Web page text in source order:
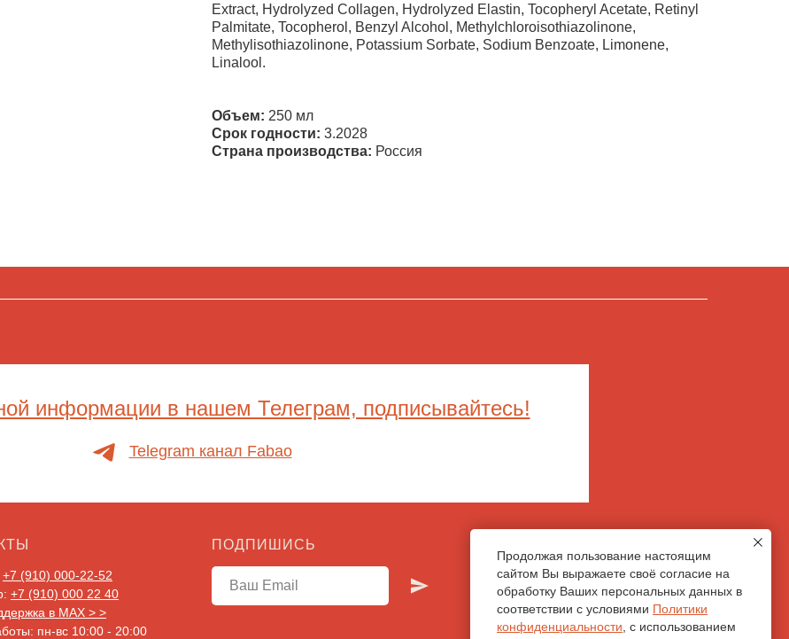
Extract, Hydrolyzed Collagen, Hydrolyzed Elastin, Tocopheryl Acetate, Retinyl
Palmitate, Tocopherol, Benzyl Alcohol, Methylchloroisothiazolinone,
Methylisothiazolinone, Potassium Sorbate, Sodium Benzoate, Limonene,
Linalool.
Объем: 250 мл
Срок годности: 3.2028
Страна производства: Россия
Telegram канал Fabao
информации в нашем Телеграм, подписывайтесь!
+7 (910) 000-22-52
+7 (910) 000 22 40
в MAX > >
пн-вс 10:00 - 20:00
ПОДПИШИСЬ
Продолжая пользование настоящим
сайтом Вы выражаете своё согласие на
обработку Ваших персональных данных в
соответствии с условиями Политики
конфиденциальности, с использованием